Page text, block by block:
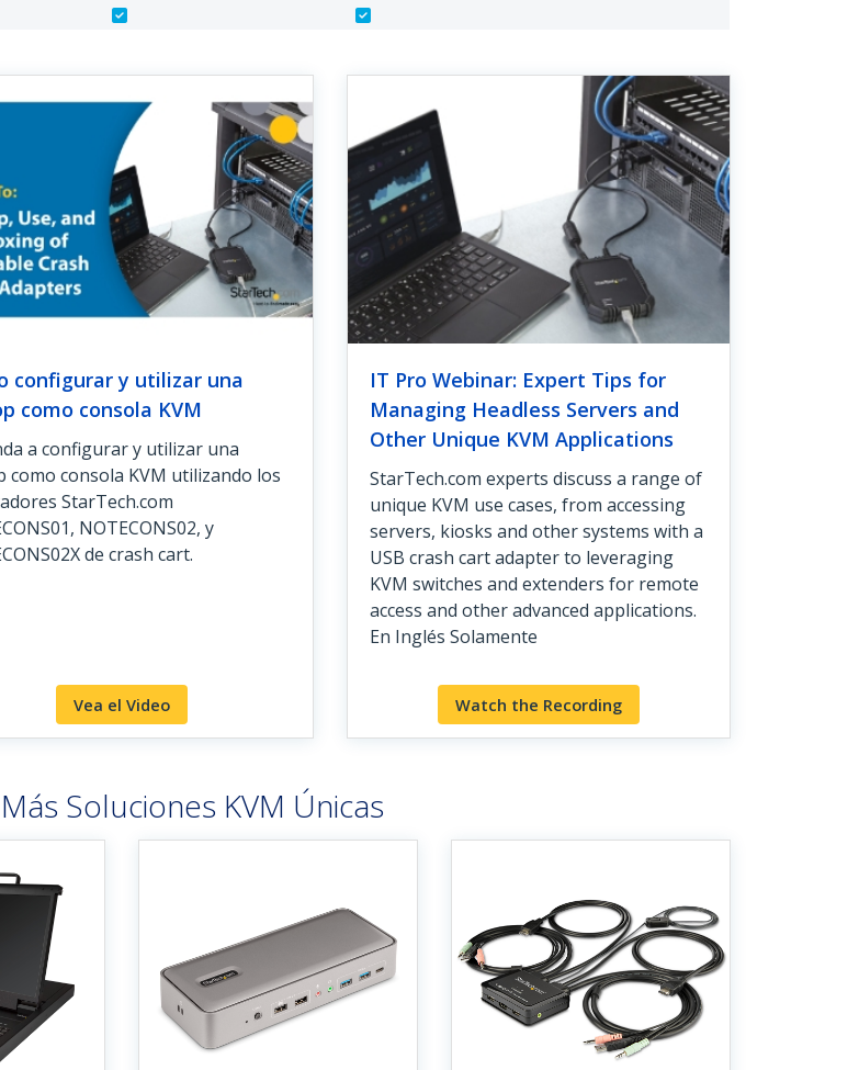
configurar y utilizar una
como consola KVM
a configurar y utilizar una
como consola KVM utilizando los
StarTech.com
NOTECONS02, y
de crash cart.
Vea el Video
IT Pro Webinar: Expert Tips for
Managing Headless Servers and
Other Unique KVM Applications
StarTech.com experts discuss a range of
unique KVM use cases, from accessing
servers, kiosks and other systems with a
USB crash cart adapter to leveraging
KVM switches and extenders for remote
access and other advanced applications.
En Inglés Solamente
Watch the Recording
Soluciones KVM Únicas